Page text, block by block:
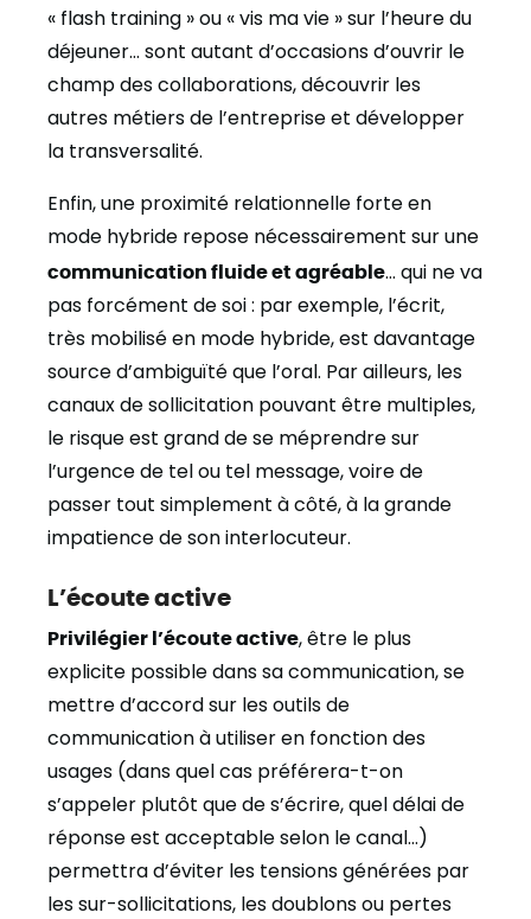
« flash training » ou « vis ma vie » sur l’heure du
déjeuner… sont autant d’occasions d’ouvrir le
champ des collaborations, découvrir les
autres métiers de l’entreprise et développer
la transversalité.
Enfin, une proximité relationnelle forte en
mode hybride repose nécessairement sur une
communication fluide et agréable… qui ne va
pas forcément de soi : par exemple, l’écrit,
très mobilisé en mode hybride, est davantage
source d’ambiguïté que l’oral. Par ailleurs, les
canaux de sollicitation pouvant être multiples,
le risque est grand de se méprendre sur
l’urgence de tel ou tel message, voire de
passer tout simplement à côté, à la grande
impatience de son interlocuteur.
L’écoute active
Privilégier l’écoute active, être le plus
explicite possible dans sa communication, se
mettre d’accord sur les outils de
communication à utiliser en fonction des
usages (dans quel cas préférera-t-on
s’appeler plutôt que de s’écrire, quel délai de
réponse est acceptable selon le canal…)
permettra d’éviter les tensions générées par
les sur-sollicitations, les doublons ou pertes